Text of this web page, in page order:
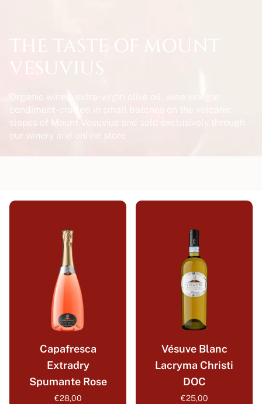
THE TASTE OF MOUNT
VESUVIUS
Organic wines, extra-virgin olive oil, wine vinegar
condiment-crafted in small batches on the volcanic
slopes of Mount Vesuvius and sold exclusively through
our winery and online store
Capafresca
Extradry
Spumante Rose
€28,00
Vésuve Blanc
Lacryma Christi
DOC
€25,00